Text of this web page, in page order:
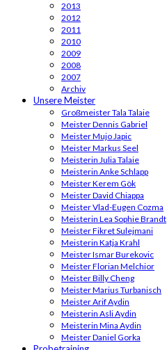
2013
2012
2011
2010
2009
2008
2007
Archiv
Unsere Meister
Großmeister Tala Talaie
Meister Dennis Gabriel
Meister Mujo Japic
Meister Markus Seel
Meisterin Julia Talaie
Meisterin Anke Schlapp
Meister Kerem Gök
Meister David Chiappa
Meister Vlad-Eugen Cozma
Meisterin Lea Sophie Brandt
Meister Fikret Sulejmani
Meisterin Katja Krahl
Meister Ismar Burekovic
Meister Florian Melchior
Meister Billy Cheng
Meister Marius Turbanisch
Meister Arif Aydin
Meisterin Asli Aydin
Meisterin Mina Aydin
Meister Daniel Gorka